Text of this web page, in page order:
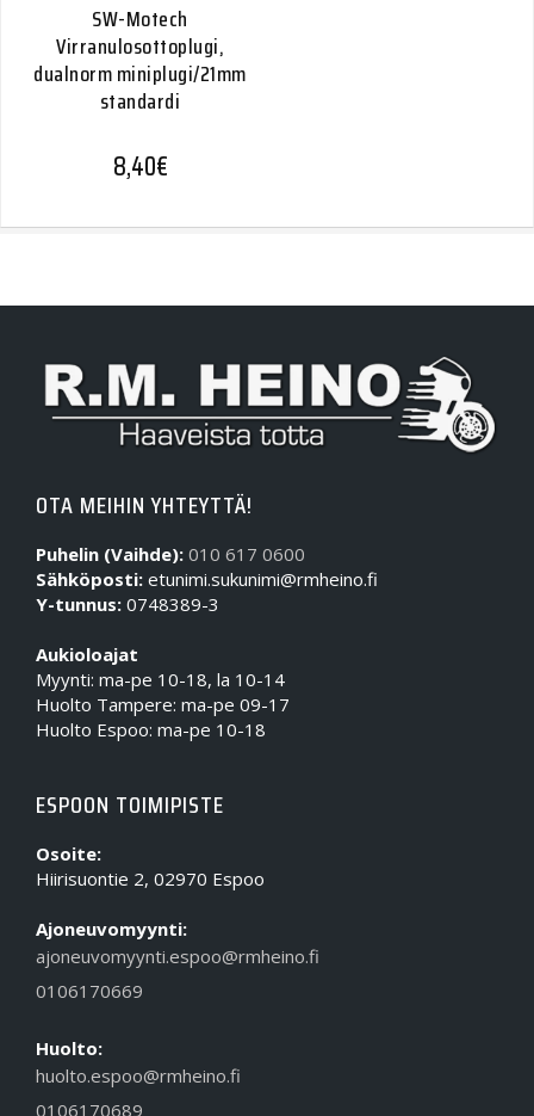
SW-Motech
Virranulosottoplugi,
dualnorm miniplugi/21mm
standardi
8,40€
OTA MEIHIN YHTEYTTÄ!
Puhelin (Vaihde): 010 617 0600
Sähköposti: etunimi.sukunimi@rmheino.fi
Y-tunnus: 0748389-3
Aukioloajat
Myynti: ma-pe 10-18, la 10-14
Huolto Tampere: ma-pe 09-17
Huolto Espoo: ma-pe 10-18
ESPOON TOIMIPISTE
Osoite:
Hiirisuontie 2, 02970 Espoo
Ajoneuvomyynti:
ajoneuvomyynti.espoo@rmheino.fi
0106170669
Huolto:
huolto.espoo@rmheino.fi
0106170689